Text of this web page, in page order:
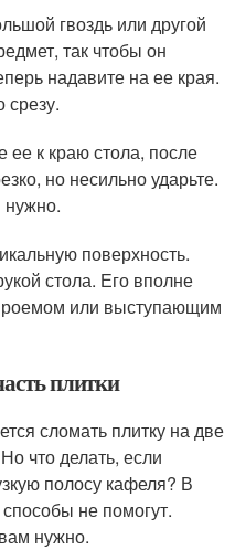
гвоздь или другой
так чтобы он
надавите на ее края.
срезу.
ее к краю стола, после
но несильно ударьте.
нужно.
поверхность.
стола. Его вполне
или выступающим
плитки
сломать плитку на две
что делать, если
полосу кафеля? В
не помогут.
нужно.